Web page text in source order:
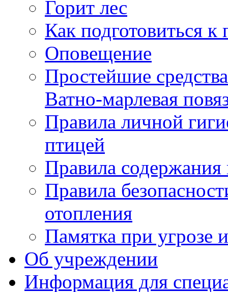
Горит лес
Как подготовиться к
Оповещение
Простейшие
Ватно-марлевая
Правила личной
птицей
Правила
Правила
отопления
Памятка при угрозе
Об учреждении
Информация для